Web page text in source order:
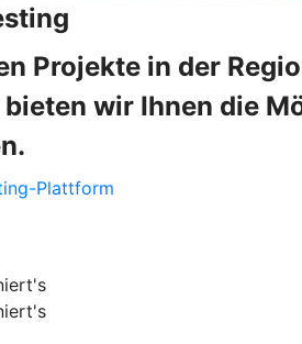
Projekte in der
wir Ihnen die
Plattform